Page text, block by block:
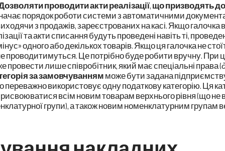
проводити акти реалізації,що призводять
порядок роботи системи з автоматичними
з продажів, зареєстрованих на касі. Якщо галочка
та акти списання будуть проведені навіть ті,
одного або декількох товарів. Якщо ця галочка не
проводитимуться. Це потрібно буде робити вручну. При
провести лише співробітник, який має спеціальні права (
за замовчуваннямможе бути задана
переважно використовує одну податкову категорію. Ця
всім новим товарам верхнього рівня (що не
групи), а також новим номенклатурним групам